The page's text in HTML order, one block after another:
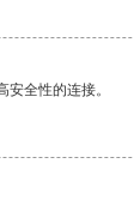
全性的连接。